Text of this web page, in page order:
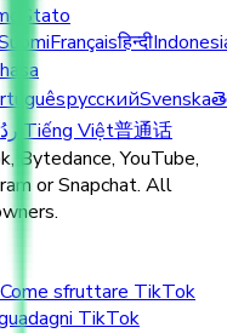
Stato
Françaisहिन्दी
русскийSvenska
Tiếng Việt普通话
Bytedance, YouTube,
or Snapchat. All
Come sfruttare TikTok
TikTok